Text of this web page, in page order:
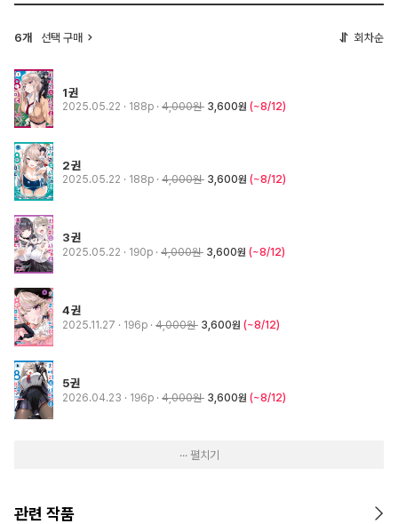
6개 선택 구매 회차순
1권
2025.05.22 · 188p 4,000원 3,600원 (~8/12)
2권
2025.05.22 · 188p 4,000원 3,600원 (~8/12)
3권
2025.05.22 · 190p 4,000원 3,600원 (~8/12)
4권
2025.11.27 · 196p 4,000원 3,600원 (~8/12)
5권
2026.04.23 · 196p 4,000원 3,600원 (~8/12)
··· 펼치기
관련 작품